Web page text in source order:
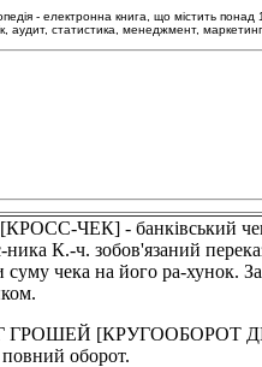
- електронна книга, що містить понад
аудит, статистика, менеджмент, маркетинг
ЧЕК] - банківський чек
ника К.-ч. зобов'язаний
суму чека на його ра-хунок.
[КРУГООБОРОТ
оборот.